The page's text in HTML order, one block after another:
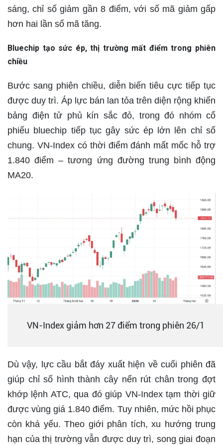
sáng, chỉ số giảm gần 8 điểm, với số mã giảm gấp
hơn hai lần số mã tăng.
Bluechip tạo sức ép, thị trường mất điểm trong phiên
chiều
Bước sang phiên chiều, diễn biến tiêu cực tiếp tục
được duy trì. Áp lực bán lan tỏa trên diện rộng khiến
bảng điện tử phủ kín sắc đỏ, trong đó nhóm cổ
phiếu bluechip tiếp tục gây sức ép lớn lên chỉ số
chung. VN-Index có thời điểm đánh mất mốc hỗ trợ
1.840 điểm – tương ứng đường trung bình động
MA20.
VN-Index giảm hơn 27 điểm trong phiên 26/1
Dù vậy, lực cầu bắt đáy xuất hiện về cuối phiên đã
giúp chỉ số hình thành cây nến rút chân trong đợt
khớp lệnh ATC, qua đó giúp VN-Index tạm thời giữ
được vùng giá 1.840 điểm. Tuy nhiên, mức hồi phục
còn khá yếu. Theo giới phân tích, xu hướng trung
hạn của thị trường vẫn được duy trì, song giai đoạn